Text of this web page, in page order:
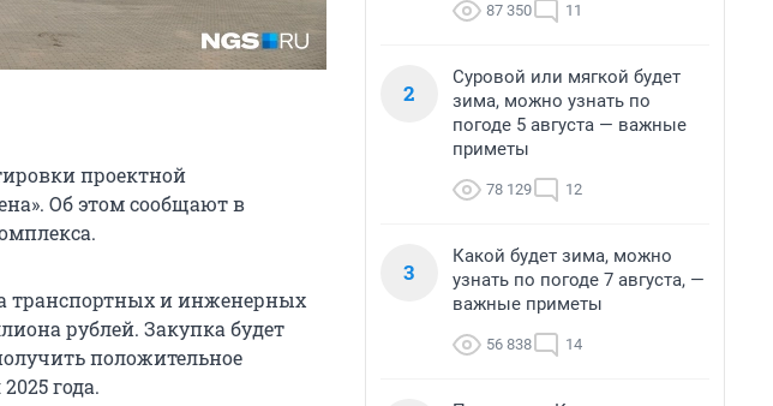
проектной
Об этом сообщают в
транспортных и инженерных
рублей. Закупка будет
положительное
года.
87 350 11
2
Суровой или мягкой будет
зима, можно узнать по
погоде 5 августа — важные
приметы
78 129 12
3
Какой будет зима, можно
узнать по погоде 7 августа, —
важные приметы
56 838 14